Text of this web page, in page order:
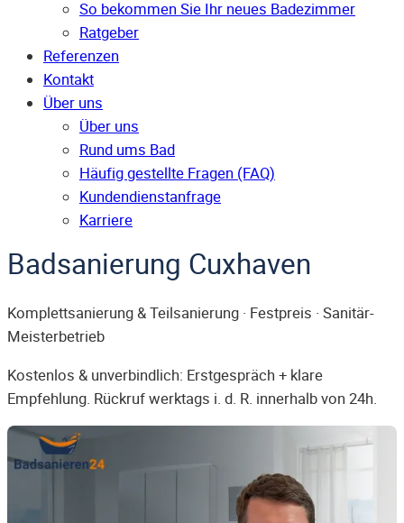
So bekommen Sie Ihr neues Badezimmer
Ratgeber
Referenzen
Kontakt
Über uns
Über uns
Rund ums Bad
Häufig gestellte Fragen (FAQ)
Kunden­dienst­anfrage
Karriere
Badsanierung Cuxhaven
Komplettsanierung & Teilsanierung · Festpreis · Sanitär-
Meisterbetrieb
Kostenlos & unverbindlich: Erstgespräch + klare
Empfehlung. Rückruf werktags i. d. R. innerhalb von 24h.